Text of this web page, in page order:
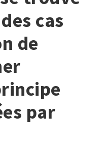
cas
de
par